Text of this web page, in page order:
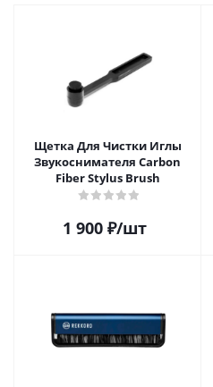
Щетка Для Чистки Иглы
Звукоснимателя Carbon
Fiber Stylus Brush
1 900₽/шт